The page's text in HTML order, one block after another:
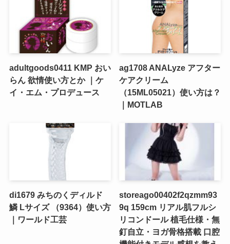
adultgoods0411 KMP おい
らん 欲情使い方とか ｜ケ
イ・エム・プロデュース
ag1708 ANALyze アフター
ケアクリーム
（15ML05021）使い方は？
｜MOTLAB
di1679 みちのくディルド
鱗 Lサイズ （9364）使い方
｜ワールド工芸
storeago00402f2qzmm93
9q 159cm リアル肌フルシ
リコンドール 植毛仕様・無
釘自立・ヨガ骨格搭載 口腔